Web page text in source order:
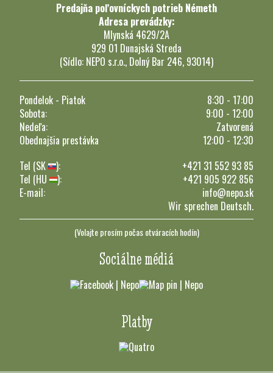
Predajňa poľovníckych potrieb Németh
Adresa prevádzky:
Mlynská 4629/2A
929 01 Dunajská Streda
(Sídlo: NEPO s.r.o., Dolný Bar 246, 93014)
Pondelok - Piatok
8:30 - 17:00
Sobota:
9:00 - 12:00
Nedeľa:
Zatvorená
Obednajšia prestávka
12:00 - 12:30
Tel (SK
):
+421 31 552 93 85
Tel (HU
):
+421 905 922 856
E-mail:
info@nepo.sk
Wir sprechen Deutsch.
(Volajte prosím počas otváracích hodín)
Sociálne médiá
Platby